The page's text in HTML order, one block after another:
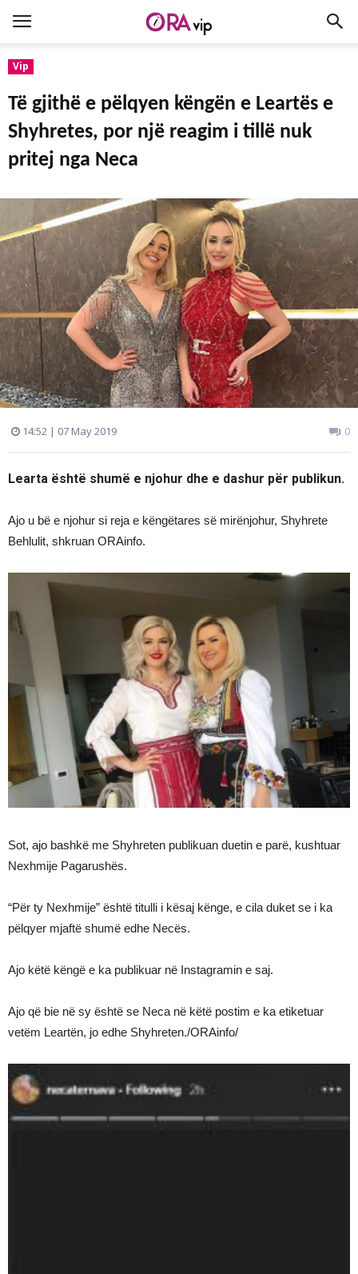
Vip
Të gjithë e pëlqyen këngën e Leartës e
Shyhretes, por një reagim i tillë nuk
pritej nga Neca
14:52 | 07 May 2019 0
Learta është shumë e njohur dhe e dashur për publikun.
Ajo u bë e njohur si reja e këngëtares së mirënjohur, Shyhrete
Behlulit, shkruan ORAinfo.
Sot, ajo bashkë me Shyhreten publikuan duetin e parë, kushtuar
Nexhmije Pagarushës.
“Për ty Nexhmije” është titulli i kësaj kënge, e cila duket se i ka
pëlqyer mjaftë shumë edhe Necës.
Ajo këtë këngë e ka publikuar në Instagramin e saj.
Ajo që bie në sy është se Neca në këtë postim e ka etiketuar
vetëm Leartën, jo edhe Shyhreten./ORAinfo/